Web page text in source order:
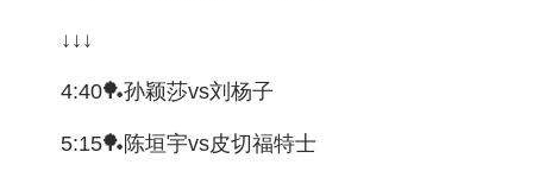
↓↓↓
4:40🏓孙颖莎vs刘杨子
5:15🏓陈垣宇vs皮切福特士